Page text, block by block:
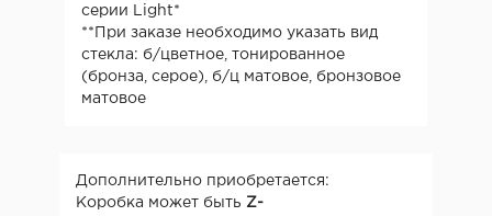
серии Light*
**При заказе необходимо указать вид
стекла: б/цветное, тонированное
(бронза, серое), б/ц матовое, бронзовое
матовое
Дополнительно приобретается:
Коробка может быть Z-